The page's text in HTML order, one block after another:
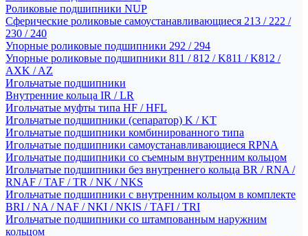
Роликовые подшипники NUP
Сферические роликовые самоустанавливающиеся 213 / 222 /
230 / 240
Упорные роликовые подшипники 292 / 294
Упорные роликовые подшипники 811 / 812 / K811 / K812 /
AXK / AZ
Игольчатые подшипники
Внутренние кольца IR / LR
Игольчатые муфты типа HF / HFL
Игольчатые подшипники (сепаратор) K / KT
Игольчатые подшипники комбинированного типа
Игольчатые подшипники самоустанавливающиеся RPNA
Игольчатые подшипники со съемным внутренним кольцом
Игольчатые подшипники без внутреннего кольца BR / RNA /
RNAF / TAF / TR / NK / NKS
Игольчатые подшипники с внутренним кольцом в комплекте
BRI / NA / NAF / NKI / NKIS / TAFI / TRI
Игольчатые подшипники со штампованным наружним
кольцом